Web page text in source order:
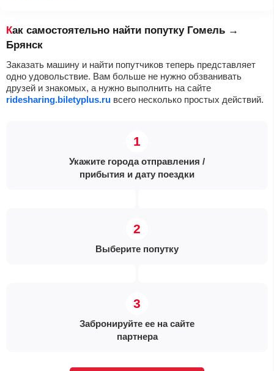
Как самостоятельно найти попутку Гомель →
Брянск
Заказать машину и найти попутчиков теперь представляет
одно удовольствие. Вам больше не нужно обзванивать
друзей и знакомых, а нужно выполнить на сайте
ridesharing.biletyplus.ru всего несколько простых действий.
Укажите города отправления /
прибытия и дату поездки
Выберите попутку
Забронируйте ее на сайте
партнера